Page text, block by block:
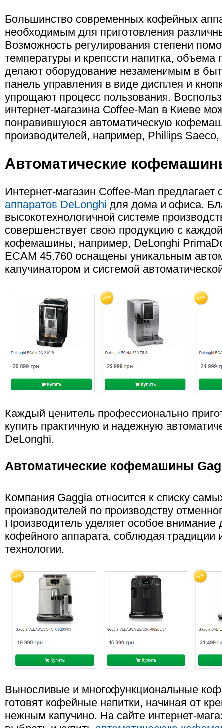
Большинство современных кофейных
необходимым для приготовления
Возможность регулирования степени
температуры и крепости напитка, объема
делают оборудование незаменимым в
панель управления в виде дисплея и
упрощают процесс пользования.
интернет-магазина Сoffee-Man в Киеве
понравившуюся автоматическую
производителей, например, Phillips
Автоматические
Интернет-магазин Coffee-Man
аппаратов DeLonghi для дома и офиса.
высокотехнологичной системе
совершенствует свою продукцию с
кофемашины, например, DeLonghi
ECAM 45.760 оснащены уникальным
капучинатором и системой
Каждый ценитель профессионально
купить практичную и надежную
DeLonghi.
Автоматические кофемашины
Компания Gaggia относится к списку
производителей по производству
Производитель уделяет особое внимание
кофейного аппарата, соблюдая традиции
технологии.
Выносливые и многофункциональные
готовят кофейные напитки, начиная от
нежным капучино. На сайте интернет-